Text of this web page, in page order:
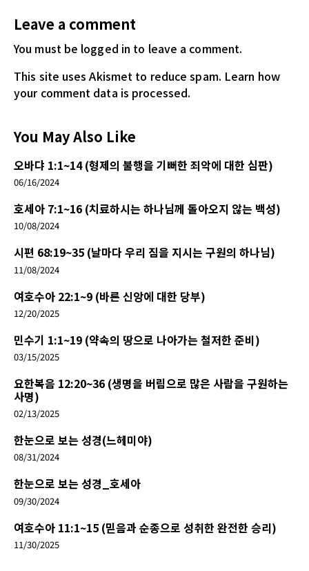
Leave a comment
You must be logged in to leave a comment.
This site uses Akismet to reduce spam. Learn how
your comment data is processed.
You May Also Like
오바댜 1:1~14 (형제의 불행을 기뻐한 죄악에 대한 심판)
06/16/2024
호세아 7:1~16 (치료하시는 하나님께 돌아오지 않는 백성)
10/08/2024
시편 68:19~35 (날마다 우리 짐을 지시는 구원의 하나님)
11/08/2024
여호수아 22:1~9 (바른 신앙에 대한 당부)
12/20/2025
민수기 1:1~19 (약속의 땅으로 나아가는 철저한 준비)
03/15/2025
요한복음 12:20~36 (생명을 버림으로 많은 사람을 구원하는
사명)
02/13/2025
한눈으로 보는 성경(느헤미야)
08/31/2024
한눈으로 보는 성경_호세아
09/30/2024
여호수아 11:1~15 (믿음과 순종으로 성취한 완전한 승리)
11/30/2025